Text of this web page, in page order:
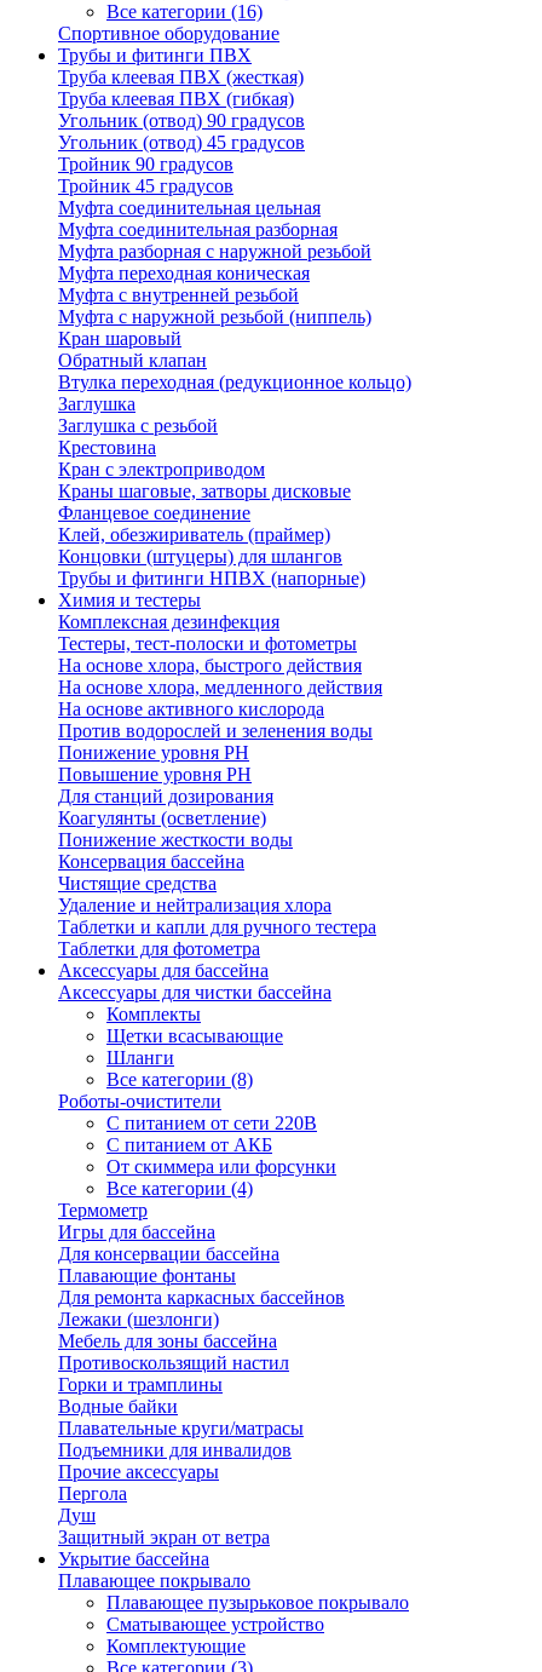
Все категории (16)
Спортивное оборудование
Трубы и фитинги ПВХ
Труба клеевая ПВХ (жесткая)
Труба клеевая ПВХ (гибкая)
Угольник (отвод) 90 градусов
Угольник (отвод) 45 градусов
Тройник 90 градусов
Тройник 45 градусов
Муфта соединительная цельная
Муфта соединительная разборная
Муфта разборная с наружной резьбой
Муфта переходная коническая
Муфта с внутренней резьбой
Муфта с наружной резьбой (ниппель)
Кран шаровый
Обратный клапан
Втулка переходная (редукционное кольцо)
Заглушка
Заглушка с резьбой
Крестовина
Кран с электроприводом
Краны шаговые, затворы дисковые
Фланцевое соединение
Клей, обезжириватель (праймер)
Концовки (штуцеры) для шлангов
Трубы и фитинги НПВХ (напорные)
Химия и тестеры
Комплексная дезинфекция
Тестеры, тест-полоски и фотометры
На основе хлора, быстрого действия
На основе хлора, медленного действия
На основе активного кислорода
Против водорослей и зеленения воды
Понижение уровня РН
Повышение уровня РН
Для станций дозирования
Коагулянты (осветление)
Понижение жесткости воды
Консервация бассейна
Чистящие средства
Удаление и нейтрализация хлора
Таблетки и капли для ручного тестера
Таблетки для фотометра
Аксессуары для бассейна
Аксессуары для чистки бассейна
Комплекты
Щетки всасывающие
Шланги
Все категории (8)
Роботы-очистители
С питанием от сети 220В
С питанием от АКБ
От скиммера или форсунки
Все категории (4)
Термометр
Игры для бассейна
Для консервации бассейна
Плавающие фонтаны
Для ремонта каркасных бассейнов
Лежаки (шезлонги)
Мебель для зоны бассейна
Противоскользящий настил
Горки и трамплины
Водные байки
Плавательные круги/матрасы
Подъемники для инвалидов
Прочие аксессуары
Пергола
Душ
Защитный экран от ветра
Укрытие бассейна
Плавающее покрывало
Плавающее пузырьковое покрывало
Сматывающее устройство
Комплектующие
Все категории (3)